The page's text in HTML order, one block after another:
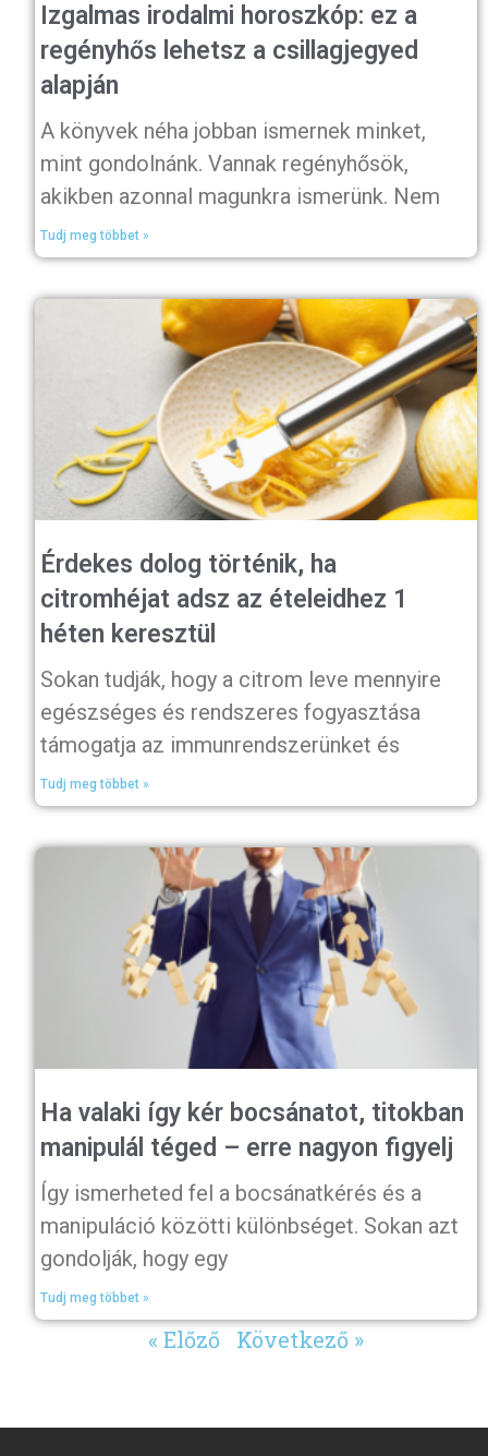
Izgalmas irodalmi horoszkóp: ez a
regényhős lehetsz a csillagjegyed
alapján
A könyvek néha jobban ismernek minket,
mint gondolnánk. Vannak regényhősök,
akikben azonnal magunkra ismerünk. Nem
Tudj meg többet »
Érdekes dolog történik, ha
citromhéjat adsz az ételeidhez 1
héten keresztül
Sokan tudják, hogy a citrom leve mennyire
egészséges és rendszeres fogyasztása
támogatja az immunrendszerünket és
Tudj meg többet »
Ha valaki így kér bocsánatot, titokban
manipulál téged – erre nagyon figyelj
Így ismerheted fel a bocsánatkérés és a
manipuláció közötti különbséget. Sokan azt
gondolják, hogy egy
Tudj meg többet »
« Előző Következő »